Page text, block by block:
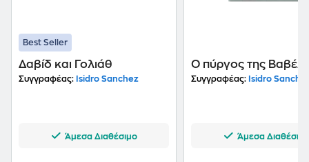
Best Seller
Δαβίδ και Γολιάθ
Συγγραφέας: Isidro Sanchez
Άμεσα Διαθέσιμο
Ο πύργος της Βαβέλ
Συγγραφέας: Isidro
Άμεσα Διαθέσιμο